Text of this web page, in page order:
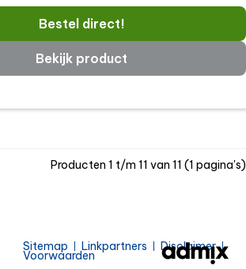
Bestel direct!
Bekijk product
Producten 1 t/m 11 van 11 (1 pagina's)
Sitemap Linkpartners Disclaimer
Voorwaarden